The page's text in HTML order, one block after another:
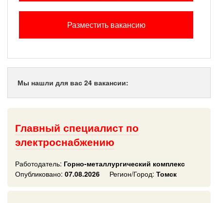
Разместить вакансию
Мы нашли для вас 24 вакансии:
Главный специалист по
электроснабжению
Работодатель: Горно-металлургический комплекс
Опубликовано: 07.08.2026 Регион/Город: Томск